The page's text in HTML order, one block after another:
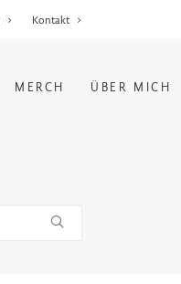
Kontakt
MERCH ÜBER MICH